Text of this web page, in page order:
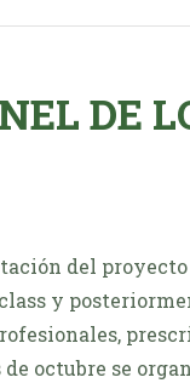
DE
del
y
octubre se